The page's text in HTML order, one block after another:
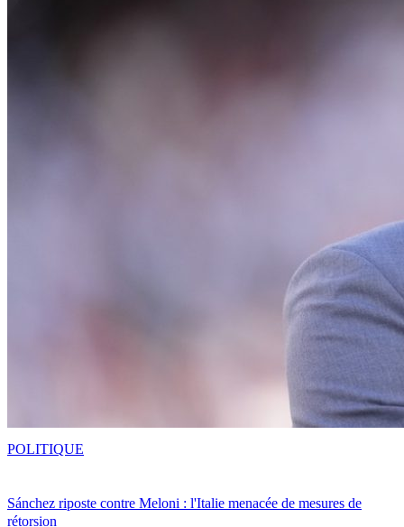
Sánchez riposte contre Meloni : l'Italie menacée de mesures de
rétorsion
POLITIQUE